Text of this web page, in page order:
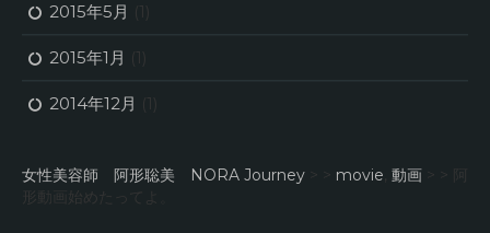
2015年5月 (1)
2015年1月 (1)
2014年12月 (1)
女性美容師 阿形聡美 NORA Journey > > movie 動画 > >
形動画始めたってよ。